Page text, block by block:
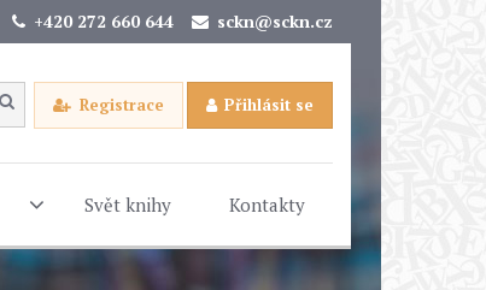
+420 272 660 644 sckn@sckn.cz
Registrace Přihlásit se
Svět knihy Kontakty